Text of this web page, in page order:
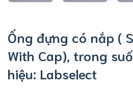
Ống đựng có nắp (
With Cap), trong
hiệu: Labselect